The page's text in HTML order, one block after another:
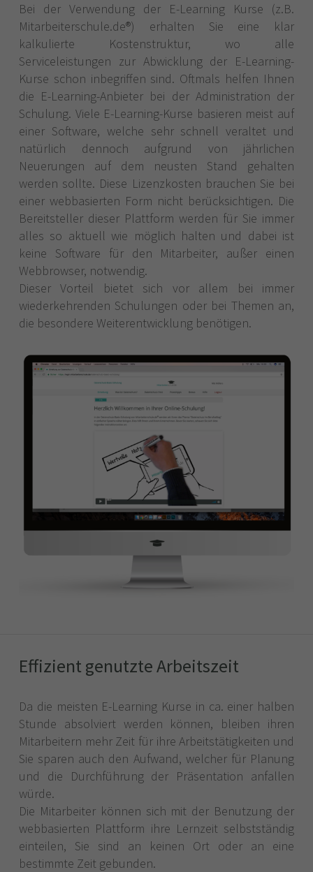
Bei der Verwendung der E-Learning Kurse (z.B.
Mitarbeiterschule.de®) erhalten Sie eine klar
kalkulierte Kostenstruktur, wo alle
Serviceleistungen zur Abwicklung der E-Learning-
Kurse schon inbegriffen sind. Oftmals helfen Ihnen
die E-Learning-Anbieter bei der Administration der
Schulung. Viele E-Learning-Kurse basieren meist auf
einer Software, welche sehr schnell veraltet und
natürlich dennoch aufgrund von jährlichen
Neuerungen auf dem neusten Stand gehalten
werden sollte. Diese Lizenzkosten brauchen Sie bei
einer webbasierten Form nicht berücksichtigen. Die
Bereitsteller dieser Plattform werden für Sie immer
alles so aktuell wie möglich halten und dabei ist
keine Software für den Mitarbeiter, außer einen
Webbrowser, notwendig.
Dieser Vorteil bietet sich vor allem bei immer
wiederkehrenden Schulungen oder bei Themen an,
die besondere Weiterentwicklung benötigen.
Effizient genutzte Arbeitszeit
Da die meisten E-Learning Kurse in ca. einer halben
Stunde absolviert werden können, bleiben ihren
Mitarbeitern mehr Zeit für ihre Arbeitstätigkeiten und
Sie sparen auch den Aufwand, welcher für Planung
und die Durchführung der Präsentation anfallen
würde.
Die Mitarbeiter können sich mit der Benutzung der
webbasierten Plattform ihre Lernzeit selbstständig
einteilen, Sie sind an keinen Ort oder an eine
bestimmte Zeit gebunden.